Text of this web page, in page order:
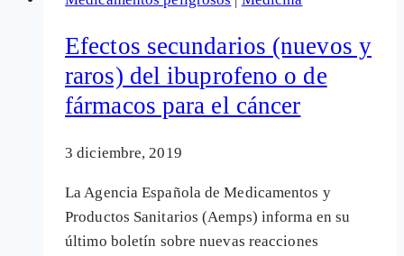
fármacos
el
cáncer:
sólo
de
cuatro
sirve
Efectos secundarios (nuevos y
raros) del ibuprofeno o de
fármacos para el cáncer
3 diciembre, 2019
La Agencia Española de Medicamentos y
Productos Sanitarios (Aemps) informa en su
último boletín sobre nuevas reacciones